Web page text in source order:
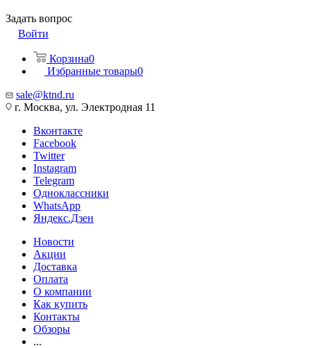
Задать вопрос
Войти
Корзина0
Избранные товары0
sale@ktnd.ru
г. Москва, ул. Электродная 11
Вконтакте
Facebook
Twitter
Instagram
Telegram
Одноклассники
WhatsApp
Яндекс.Дзен
Новости
Акции
Доставка
Оплата
О компании
Как купить
Контакты
Обзоры
...